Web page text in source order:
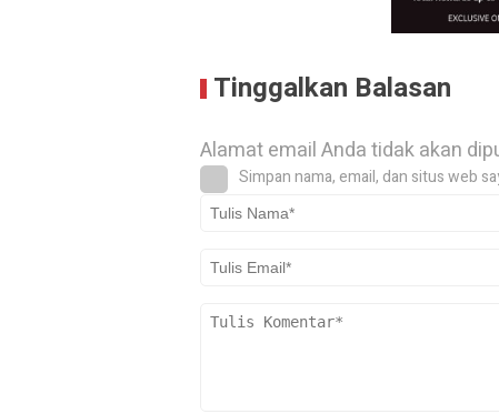
Tinggalkan Balasan
Alamat email Anda tidak akan
Simpan nama, email, dan situs web